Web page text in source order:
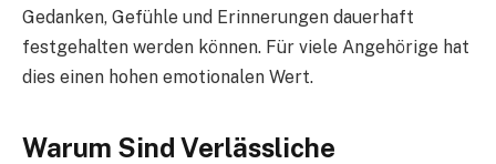
Gedanken, Gefühle und Erinnerungen dauerhaft
festgehalten werden können. Für viele Angehörige hat
dies einen hohen emotionalen Wert.
Warum Sind Verlässliche